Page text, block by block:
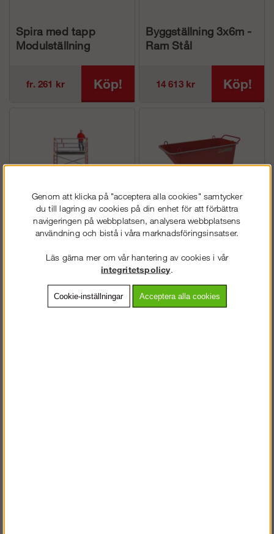
Spira med tapp
Modulställning
fr. 261 kr Köp!
Byggställning 3x6m -
Ram Stål
14 613 kr Köp!
Rullställning 5,5m |
Dubbelbredd
29 988 kr Köp!
Fodervagn
fr. 9 363 kr
Genom att klicka på "acceptera alla cookies" samtycker
du till lagring av cookies på din enhet för att förbättra
navigeringen på webbplatsen, analysera webbplatsens
användning och bistå i våra marknadsföringsinsatser.
Läs gärna mer om vår hantering av cookies i vår
integritetspolicy.
Cookie-inställningar Acceptera alla cookies